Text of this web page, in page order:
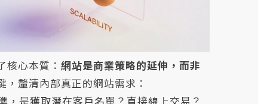
核心本質：網站是商業策略的延伸，而非
釐清內部真正的網站需求：
是獲取潛在客戶名單？直接線上交易？